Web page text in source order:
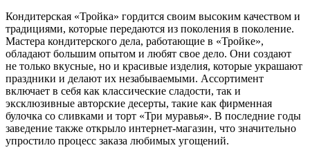
Кондитерская «Тройка» гордится своим высоким качеством и
традициями, которые передаются из поколения в поколение.
Мастера кондитерского дела, работающие в «Тройке»,
обладают большим опытом и любят свое дело. Они создают
не только вкусные, но и красивые изделия, которые украшают
праздники и делают их незабываемыми. Ассортимент
включает в себя как классические сладости, так и
эксклюзивные авторские десерты, такие как фирменная
булочка со сливками и торт «Три муравья». В последние годы
заведение также открыло интернет-магазин, что значительно
упростило процесс заказа любимых угощений.